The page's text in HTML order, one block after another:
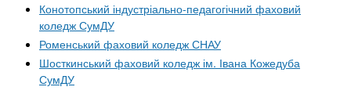
Конотопський індустріально-педагогічний фаховий
коледж СумДУ
Роменський фаховий коледж СНАУ
Шосткинський фаховий коледж ім. Івана Кожедуба
СумДУ